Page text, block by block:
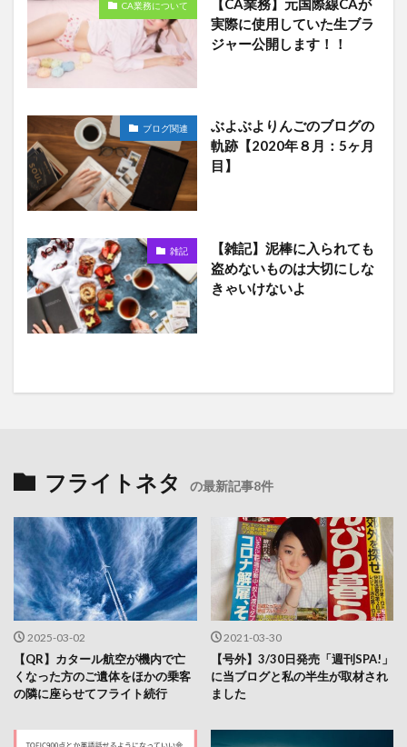
CA業務について
実際に使用していた生ブラ
ジャー公開します！！
ブログ関連
ぶよぶよりんごのブログの
軌跡【2020年８月：5ヶ月
目】
雑記
【雑記】泥棒に入られても
盗めないものは大切にしな
きゃいけないよ
フライトネタ の最新記事8件
2025-03-02
【QR】カタール航空が機内で亡
くなった方のご遺体をほかの乗客
の隣に座らせてフライト続行
2021-03-30
【号外】3/30日発売「週刊SPA!」
に当ブログと私の半生が取材され
ました